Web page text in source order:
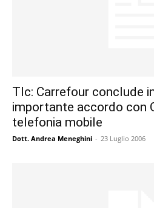
Tlc: Carrefour conclude
importante accordo con
telefonia mobile
Dott. Andrea Meneghini - 23 Luglio 2006